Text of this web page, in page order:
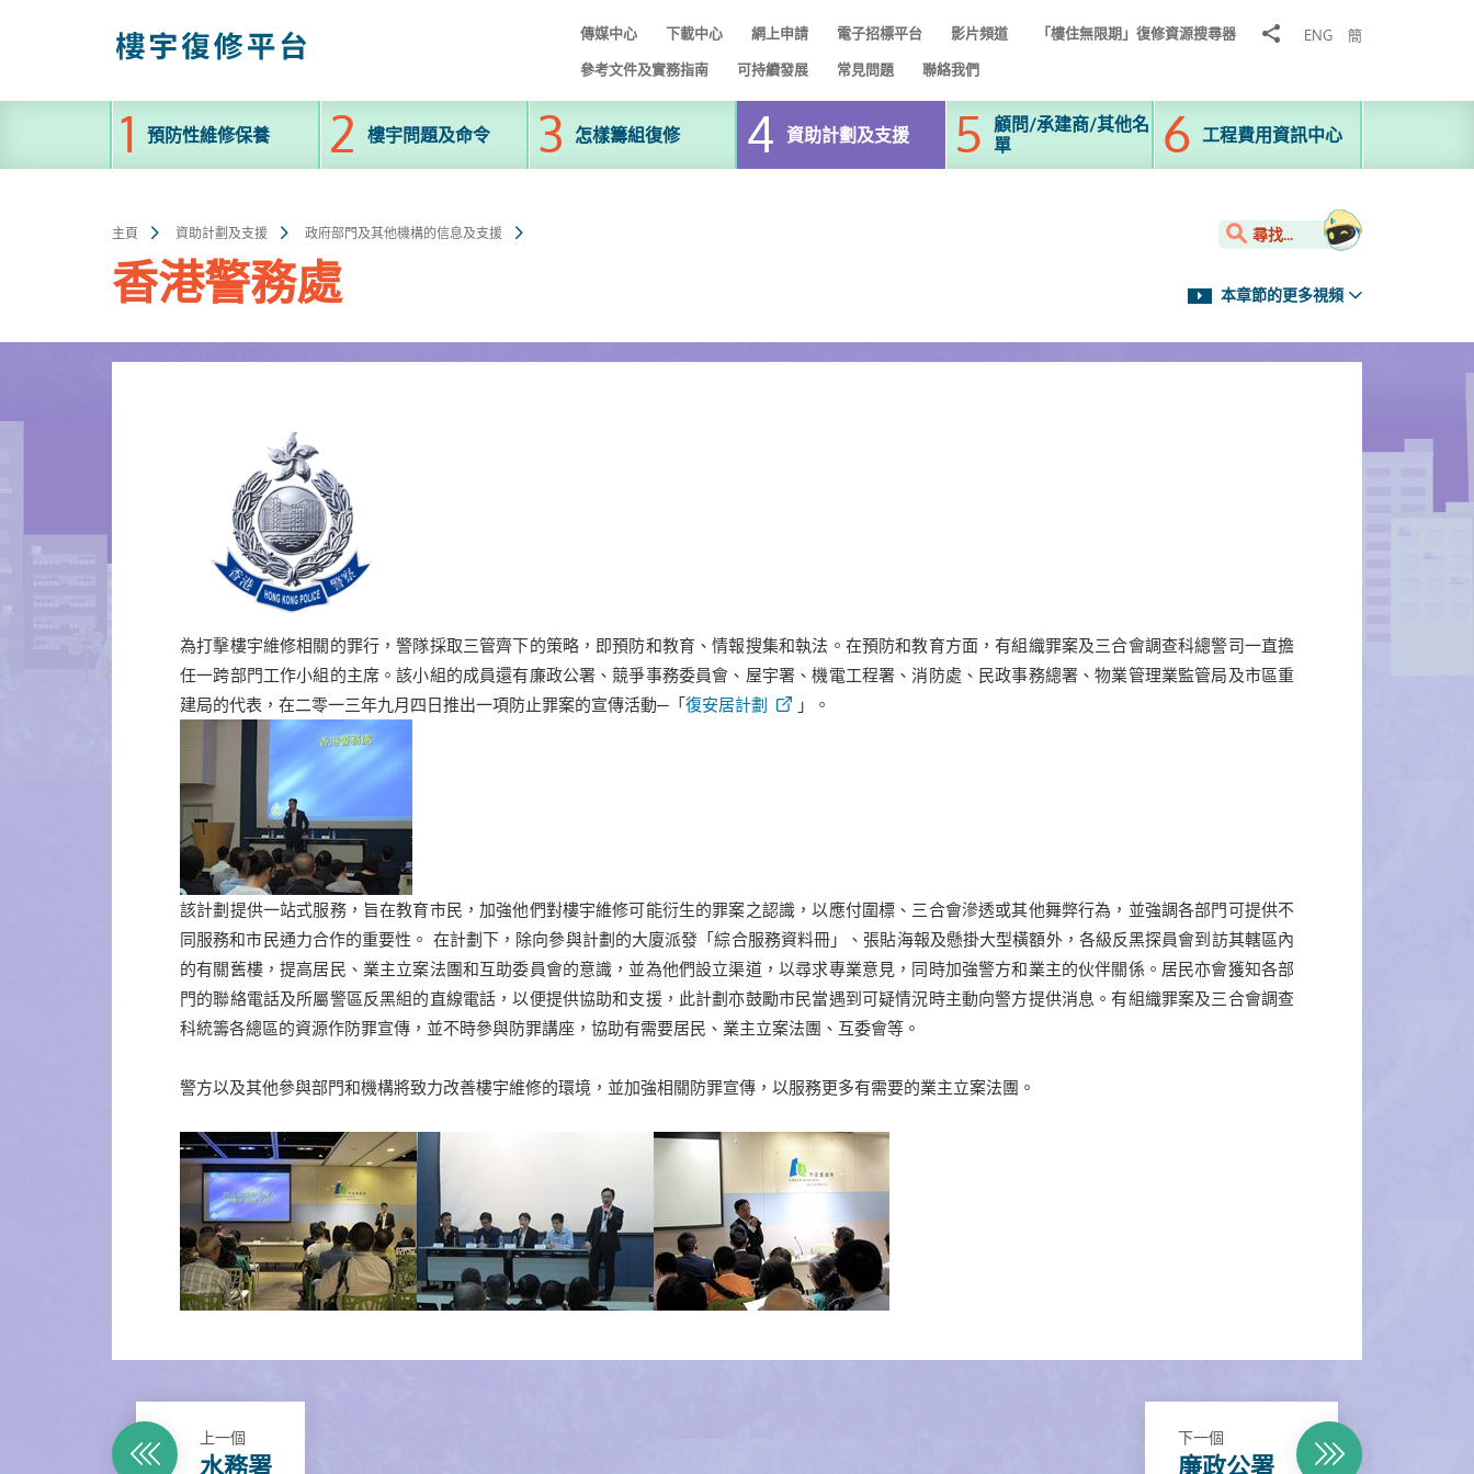
容
傳媒中心 下載中心 網上申請 電子招標平台 影片頻道 「樓住無限期」復修資源搜尋器
分
ENG 簡
參考文件及實務指南 可持續發展 常見問題 聯絡我們
預防性維修保養 樓宇問題及命令 怎樣籌組復修 資助計劃及支援
顧問/承建商/其他名
單
工程費用資訊中心
主頁 資助計劃及支援 政府部門及其他機構的信息及支援
香港警務處
尋找...
本章節的更多視頻
為打擊樓宇維修相關的罪行，警隊採取三管齊下的策略，即預防和教育、情報搜集和執法。在預防和教育方面，有組織罪案及三合會調查科總警司一直擔
任一跨部門工作小組的主席。該小組的成員還有廉政公署、競爭事務委員會、屋宇署、機電工程署、消防處、民政事務總署、物業管理業監管局及市區重
建局的代表，在二零一三年九月四日推出一項防止罪案的宣傳活動─「復安居計劃 」。
該計劃提供一站式服務，旨在教育市民，加強他們對樓宇維修可能衍生的罪案之認識，以應付圍標、三合會滲透或其他舞弊行為，並強調各部門可提供不
同服務和市民通力合作的重要性。 在計劃下，除向參與計劃的大廈派發「綜合服務資料冊」、張貼海報及懸掛大型橫額外，各級反黑探員會到訪其轄區內
的有關舊樓，提高居民、業主立案法團和互助委員會的意識，並為他們設立渠道，以尋求專業意見，同時加強警方和業主的伙伴關係。居民亦會獲知各部
門的聯絡電話及所屬警區反黑組的直線電話，以便提供協助和支援，此計劃亦鼓勵市民當遇到可疑情況時主動向警方提供消息。有組織罪案及三合會調查
科統籌各總區的資源作防罪宣傳，並不時參與防罪講座，協助有需要居民、業主立案法團、互委會等。
警方以及其他參與部門和機構將致力改善樓宇維修的環境，並加強相關防罪宣傳，以服務更多有需要的業主立案法團。
上一個
水務署
下一個
廉政公署